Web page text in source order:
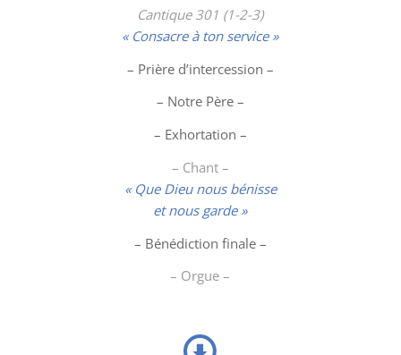
Cantique 301 (1-2-3)
« Consacre à ton service »
– Prière d’intercession –
– Notre Père –
– Exhortation –
– Chant –
« Que Dieu nous bénisse
et nous garde »
– Bénédiction finale –
– Orgue –